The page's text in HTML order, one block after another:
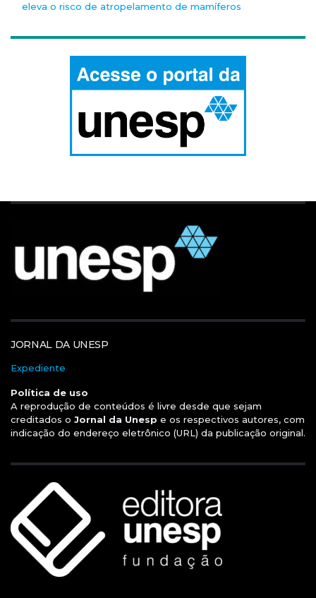
eleva o risco de atropelamento de mamíferos
JORNAL DA UNESP
Expediente
Política de uso
A reprodução de conteúdos é livre desde que sejam
creditados o Jornal da Unesp e os respectivos autores, com
indicação do endereço eletrônico (URL) da publicação original.